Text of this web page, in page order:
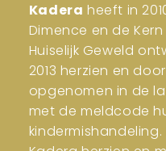
Kadera heeft in
Dimence en de
Huiselijk Geweld
2013 herzien en
opgenomen in de
met de meldcode